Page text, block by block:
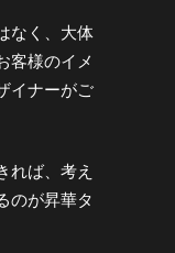
なく、大体
客様のイメ
イナーがご
れば、考え
のが昇華タ